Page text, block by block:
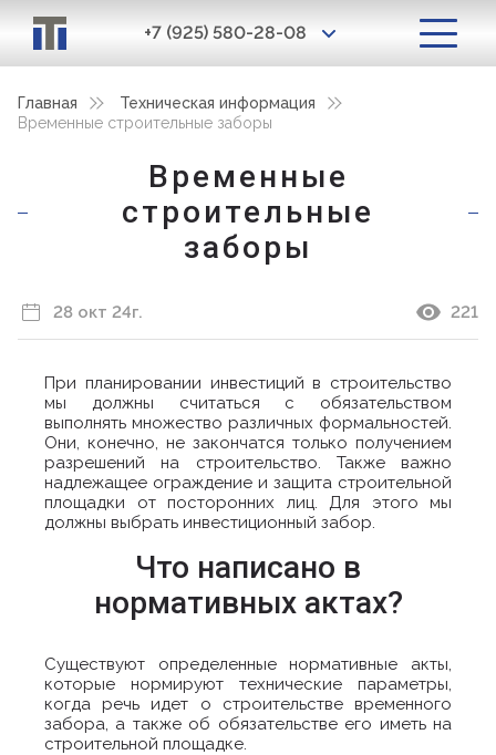
+7 (925) 580-28-08
Главная
Техническая информация
Временные строительные заборы
Временные
строительные
заборы
28 окт 24г. 221
При планировании инвестиций в строительство
мы должны считаться с обязательством
выполнять множество различных формальностей.
Они, конечно, не закончатся только получением
разрешений на строительство. Также важно
надлежащее ограждение и защита строительной
площадки от посторонних лиц. Для этого мы
должны выбрать инвестиционный забор.
Что написано в
нормативных актах?
Существуют определенные нормативные акты,
которые нормируют технические параметры,
когда речь идет о строительстве временного
забора, а также об обязательстве его иметь на
строительной площадке.